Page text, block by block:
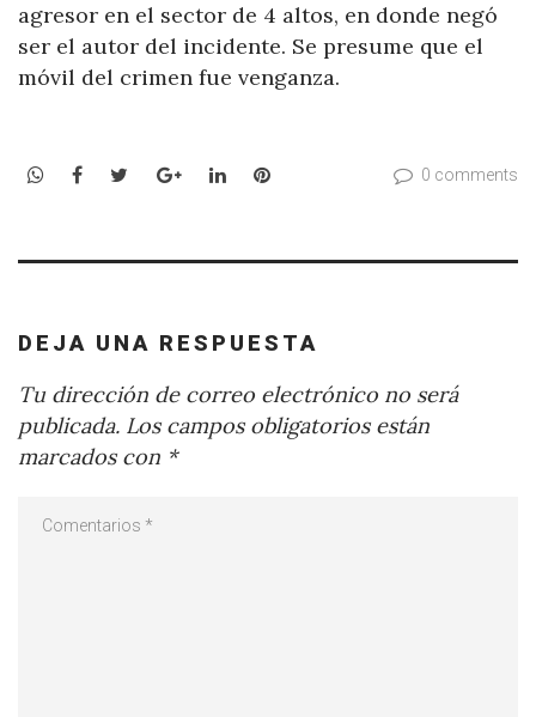
agresor en el sector de 4 altos, en donde negó
ser el autor del incidente. Se presume que el
móvil del crimen fue venganza.
WhatsApp
Facebook
TwitterGoogle+LinkedInPinterest 0 comments
DEJA UNA RESPUESTA
Tu dirección de correo electrónico no será
publicada. Los campos obligatorios están
marcados con *